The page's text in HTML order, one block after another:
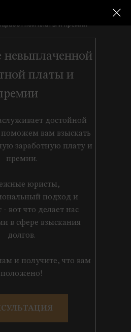
платы и премии
достойной
вам взыскать
заработную плату и
премии.
юристы,
подход и
- вот что делает нас
в сфере взыскания
долгов.
и получите, что вам
положено!
невыплаченной
платы и